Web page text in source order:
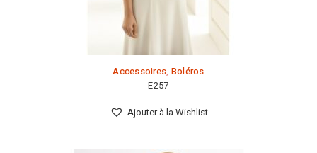
Accessoires, Boléros
E257
Ajouter à la Wishlist